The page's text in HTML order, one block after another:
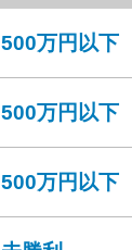
500万円以下
500万円以下
500万円以下